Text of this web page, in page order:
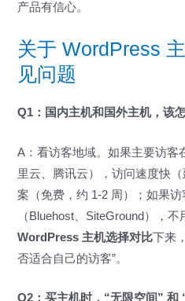
产品有信心。
关于 WordPress
见问题
Q1：国内主机和国外主机，该
A：看访客地域。如果主要访客
里云、腾讯云），访问速度快
案（免费，约 1-2 周）；如果
（Bluehost、SiteGround），
WordPress 主机选择对比下来
否适合自己的访客”。
Q2：买主机时，“无限空间” 和